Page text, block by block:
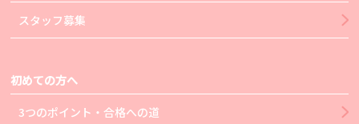
スタッフ募集
初めての方へ
3つのポイント・合格への道